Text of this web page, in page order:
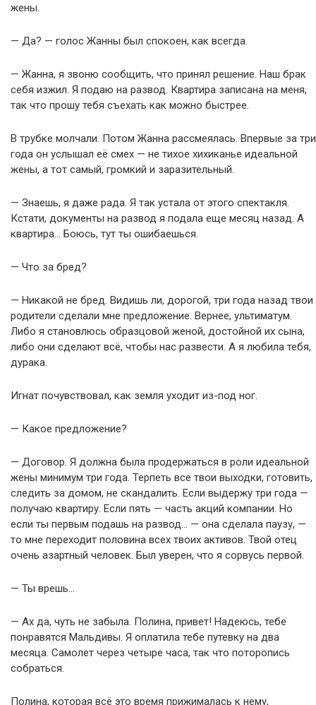
жены.
— Да? — голос Жанны был спокоен, как всегда.
— Жанна, я звоню сообщить, что принял решение. Наш брак
себя изжил. Я подаю на развод. Квартира записана на меня,
так что прошу тебя съехать как можно быстрее.
В трубке молчали. Потом Жанна рассмеялась. Впервые за три
года он услышал её смех — не тихое хихиканье идеальной
жены, а тот самый, громкий и заразительный.
— Знаешь, я даже рада. Я так устала от этого спектакля.
Кстати, документы на развод я подала еще месяц назад. А
квартира… Боюсь, тут ты ошибаешься.
— Что за бред?
— Никакой не бред. Видишь ли, дорогой, три года назад твои
родители сделали мне предложение. Вернее, ультиматум.
Либо я становлюсь образцовой женой, достойной их сына,
либо они сделают всё, чтобы нас развести. А я любила тебя,
дурака.
Игнат почувствовал, как земля уходит из-под ног.
— Какое предложение?
— Договор. Я должна была продержаться в роли идеальной
жены минимум три года. Терпеть все твои выходки, готовить,
следить за домом, не скандалить. Если выдержу три года —
получаю квартиру. Если пять — часть акций компании. Но
если ты первым подашь на развод… — она сделала паузу, —
то мне переходит половина всех твоих активов. Твой отец
очень азартный человек. Был уверен, что я сорвусь первой.
— Ты врешь…
— Ах да, чуть не забыла. Полина, привет! Надеюсь, тебе
понравятся Мальдивы. Я оплатила тебе путевку на два
месяца. Самолет через четыре часа, так что поторопись
собраться.
Полина, которая всё это время прижималась к нему,